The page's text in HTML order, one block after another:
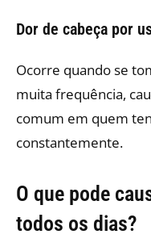
Dor de cabeça por
Ocorre quando se
muita frequência,
comum em quem
constantemente.
O que pode
todos os dias?